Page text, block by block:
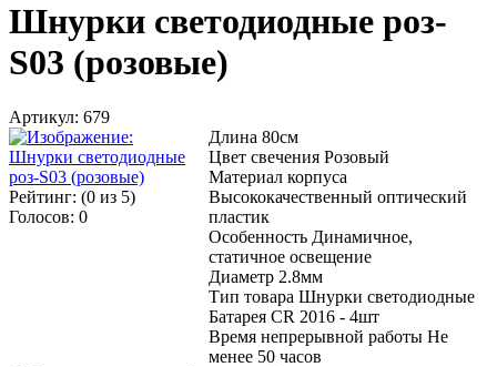
Шнурки светодиодные роз-
S03 (розовые)
Артикул: 679
Рейтинг: (0 из 5)
Голосов: 0
Длина 80см
Цвет свечения Розовый
Материал корпуса
Высококачественный оптический
пластик
Особенность Динамичное,
статичное освещение
Диаметр 2.8мм
Тип товара Шнурки светодиодные
Батарея CR 2016 - 4шт
Время непрерывной работы Не
менее 50 часов